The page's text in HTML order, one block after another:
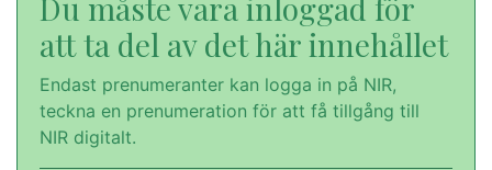
Du måste vara inloggad för
att ta del av det här innehållet
Endast prenumeranter kan logga in på NIR,
teckna en prenumeration för att få tillgång till
NIR digitalt.